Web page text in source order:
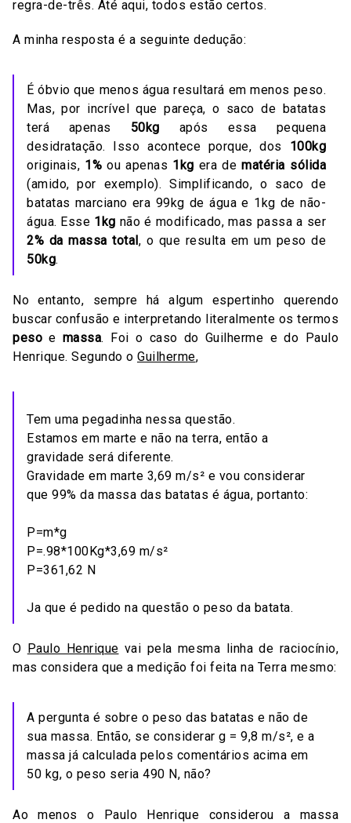
regra-de-três. Até aqui, todos estão certos.
A minha resposta é a seguinte dedução:
É óbvio que menos água resultará em menos peso.
Mas, por incrível que pareça, o saco de batatas
terá apenas 50kg após essa pequena
desidratação. Isso acontece porque, dos 100kg
originais, 1% ou apenas 1kg era dematéria sólida
(amido, por exemplo). Simplificando, o saco de
batatas marciano era 99kg de água e 1kg de não-
água. Esse 1kg não é modificado, mas passa a ser
2% da massa total, o que resulta em um peso de
50kg.
No entanto, sempre há algum espertinho querendo
buscar confusão e interpretando literalmente os termos
peso e massa. Foi o caso do Guilherme e do Paulo
Henrique. Segundo o Guilherme,
Tem uma pegadinha nessa questão.
Estamos em marte e não na terra, então a
gravidade será diferente.
Gravidade em marte 3,69 m/s² e vou considerar
que 99% da massa das batatas é água, portanto:
P=m*g
P=.98*100Kg*3,69 m/s²
P=361,62 N
Ja que é pedido na questão o peso da batata.
O Paulo Henrique vai pela mesma linha de raciocínio,
mas considera que a medição foi feita na Terra mesmo:
A pergunta é sobre o peso das batatas e não de
sua massa. Então, se considerar g = 9,8 m/s², e a
massa já calculada pelos comentários acima em
50 kg, o peso seria 490 N, não?
Ao menos o Paulo Henrique considerou a massa